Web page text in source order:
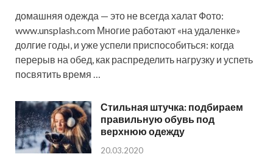
домашняя одежда — это не всегда халат Фото:
www.unsplash.com Многие работают «на удаленке»
долгие годы, и уже успели приспособиться: когда
перерыв на обед, как распределить нагрузку и успеть
посвятить время …
Стильная штучка: подбираем
правильную обувь под
верхнюю одежду
20.03.2020